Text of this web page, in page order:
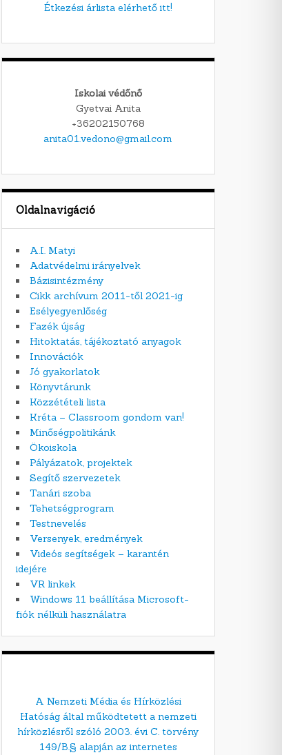
Étkezési árlista elérhető itt!
Iskolai védőnő
Gyetvai Anita
+36202150768
anita01.vedono@gmail.com
Oldalnavigáció
A.I. Matyi
Adatvédelmi irányelvek
Bázisintézmény
Cikk archívum 2011-től 2021-ig
Esélyegyenlőség
Fazék újság
Hitoktatás, tájékoztató anyagok
Innovációk
Jó gyakorlatok
Könyvtárunk
Közzétételi lista
Kréta – Classroom gondom van!
Minőségpolitikánk
Ökoiskola
Pályázatok, projektek
Segítő szervezetek
Tanári szoba
Tehetségprogram
Testnevelés
Versenyek, eredmények
Videós segítségek – karantén
idejére
VR linkek
Windows 11 beállítása Microsoft-
fiók nélküli használatra
A Nemzeti Média és Hírközlési
Hatóság által működtetett a nemzeti
hírközlésről szóló 2003. évi C. törvény
149/B.§ alapján az internetes